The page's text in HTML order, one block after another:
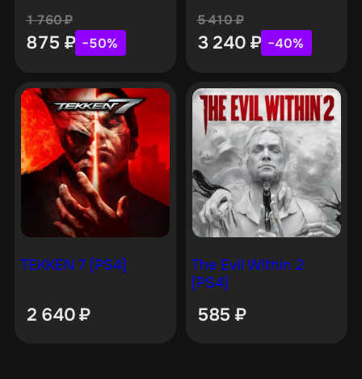
1 760₽
875 ₽ −50%
5 410₽
3 240 ₽ −40%
TEKKEN 7 [PS4]
2 640₽
The Evil Within 2
[PS4]
585 ₽